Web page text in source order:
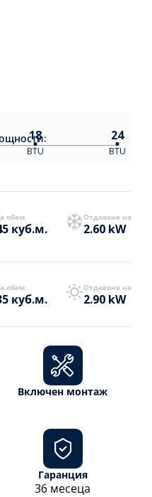
18
BTU
24
BTU
обем
куб.м.
Отдаване на
2.60 kW
обем
куб.м.
Отдаване на
2.90 kW
Включен монтаж
Гаранция
36 месеца